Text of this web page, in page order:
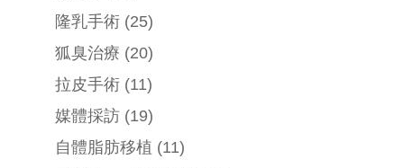
隆乳手術 (25)
狐臭治療 (20)
拉皮手術 (11)
媒體採訪 (19)
自體脂肪移植 (11)